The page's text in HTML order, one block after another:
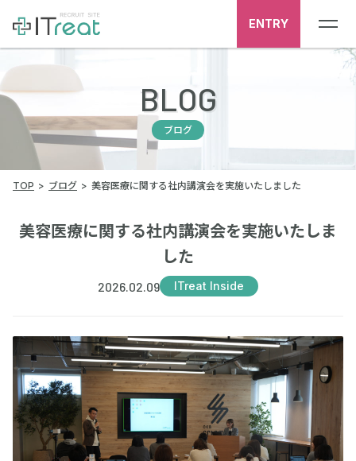
ENTRY
BLOG
ブログ
TOP ブログ 美容医療に関する社内講演会を実施いたしました
美容医療に関する社内講演会を実施いたしま
した
2026.02.09 ITreat Inside